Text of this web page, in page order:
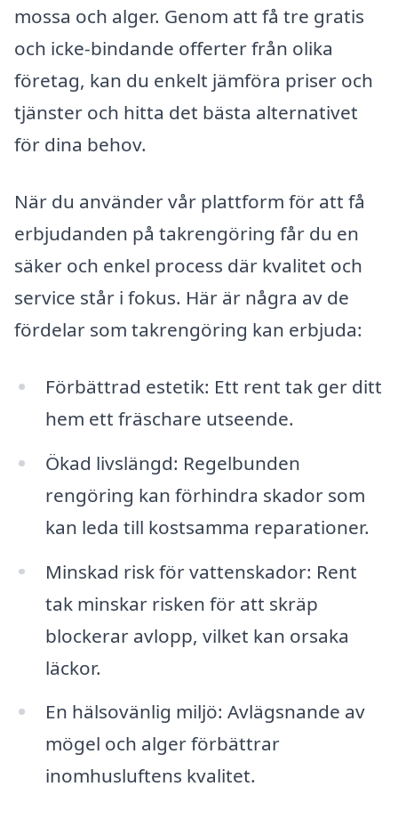
mossa och alger. Genom att få tre gratis
och icke-bindande offerter från olika
företag, kan du enkelt jämföra priser och
tjänster och hitta det bästa alternativet
för dina behov.
När du använder vår plattform för att få
erbjudanden på takrengöring får du en
säker och enkel process där kvalitet och
service står i fokus. Här är några av de
fördelar som takrengöring kan erbjuda:
Förbättrad estetik: Ett rent tak ger ditt
hem ett fräschare utseende.
Ökad livslängd: Regelbunden
rengöring kan förhindra skador som
kan leda till kostsamma reparationer.
Minskad risk för vattenskador: Rent
tak minskar risken för att skräp
blockerar avlopp, vilket kan orsaka
läckor.
En hälsovänlig miljö: Avlägsnande av
mögel och alger förbättrar
inomhusluftens kvalitet.